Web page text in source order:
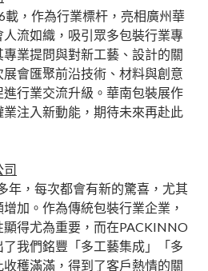
，作為行業標杆，亮相廣州華
流如織，吸引眾多包裝行業專
業提問與對新工藝、設計的關
會匯聚前沿技術、材料與創意
行業交流升級。華南包裝展作
注入新動能，期待未來再赴此
司
年，每次都會有新的驚喜，尤其
加。作為傳統包裝行業企業，
得尤為重要，而在PACKINNO
我們銘豐「多工藝集成」「多
穫滿滿，得到了客戶熱情的關